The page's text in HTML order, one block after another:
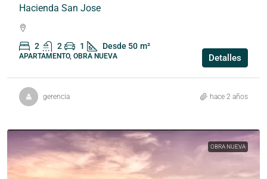
Hacienda San Jose
2 2 1 Desde 50 m²
APARTAMENTO, OBRA NUEVA Detalles
gerencia hace 2 años
OBRA NUEVA